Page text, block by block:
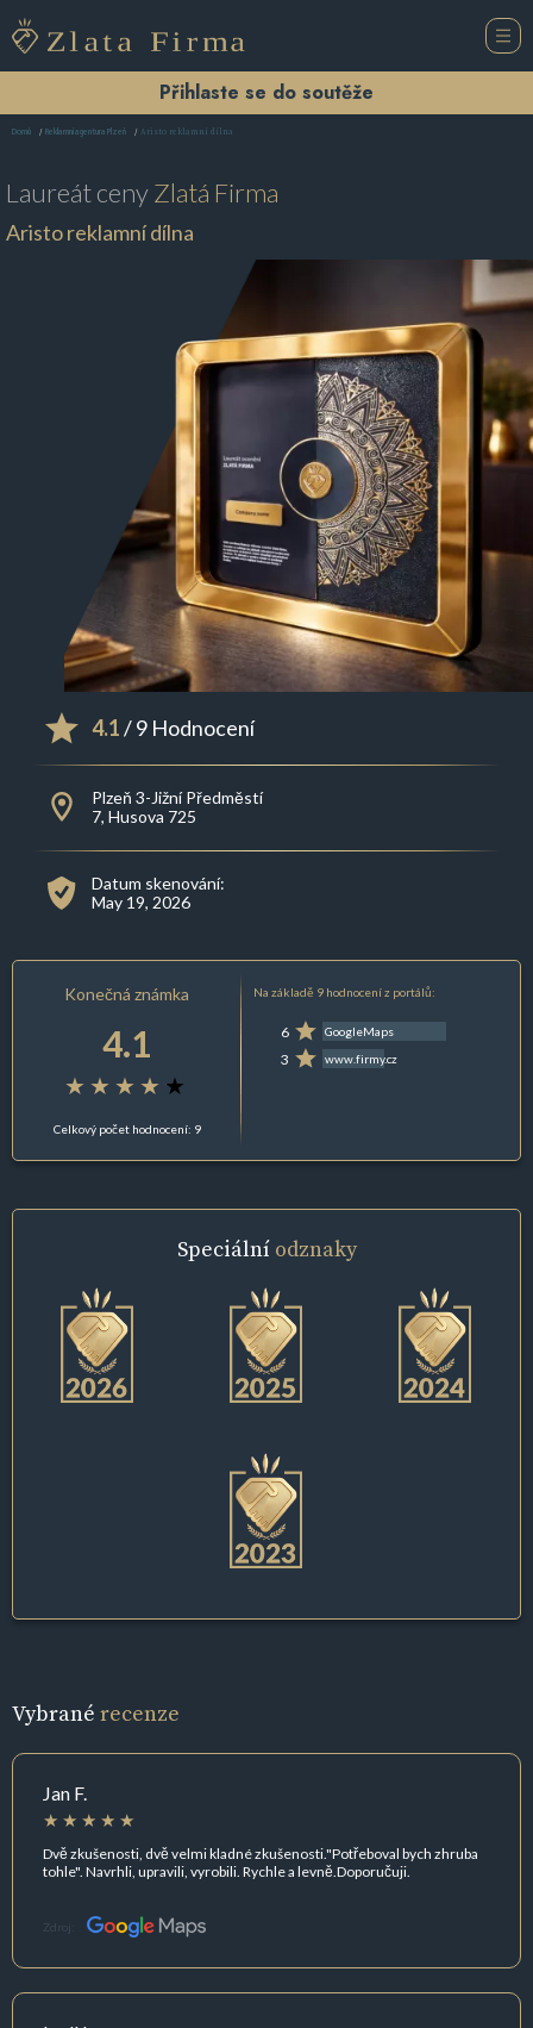
Přihlaste se do soutěže
Domů Reklamní agentura Plzeň Aristo reklamní dílna
Laureát cenyZlatá Firma
Aristo reklamní dílna
4.1/ 9 Hodnocení
Plzeň 3-Jižní Předměstí
7, Husova 725
Datum skenování:
May 19, 2026
Konečná známka
4.1
Celkový počet hodnocení: 9
Na základě 9 hodnocení z portálů:
6 GoogleMaps
3 www.firmy.cz
Speciální odznaky
Vybrané recenze
Jan F.
Dvě zkušenosti, dvě velmi kladné zkušenosti."Potřeboval bych zhruba
tohle". Navrhli, upravili, vyrobili. Rychle a levně.Doporučuji.
Zdroj: